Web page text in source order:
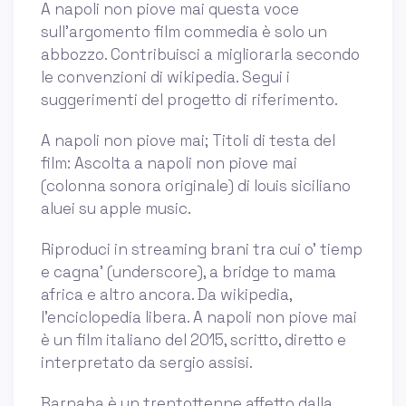
A napoli non piove mai questa voce
sull'argomento film commedia è solo un
abbozzo. Contribuisci a migliorarla secondo
le convenzioni di wikipedia. Segui i
suggerimenti del progetto di riferimento.
A napoli non piove mai; Titoli di testa del
film: Ascolta a napoli non piove mai
(colonna sonora originale) di louis siciliano
aluei su apple music.
Riproduci in streaming brani tra cui o' tiemp
e cagna' (underscore), a bridge to mama
africa e altro ancora. Da wikipedia,
l’enciclopedia libera. A napoli non piove mai
è un film italiano del 2015, scritto, diretto e
interpretato da sergio assisi.